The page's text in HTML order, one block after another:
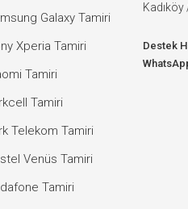
Galaxy Tamiri
Xperia Tamiri
Tamiri
Tamiri
Telekom Tamiri
Venüs Tamiri
Tamiri
Destek